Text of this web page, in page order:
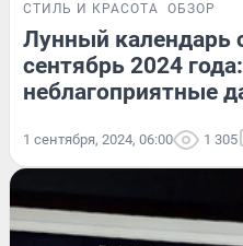
СТИЛЬ И КРАСОТА ОБЗОР
Лунный календарь
сентябрь 2024
неблагоприятные
1 сентября, 2024, 06:00 1 305